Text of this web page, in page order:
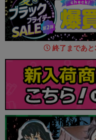
終了まであと